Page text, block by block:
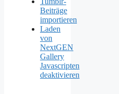
Beiträge
importieren
Laden
von
NextGEN
Gallery
Javascripten
deaktivieren